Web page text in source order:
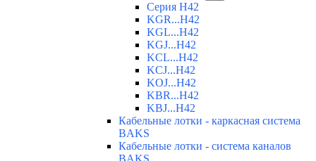
Серия H42
KGR...H42
KGL...H42
KGJ...H42
KCL...H42
KCJ...H42
KOJ...H42
KBR...H42
KBJ...H42
Кабельные лотки - каркасная система
BAKS
Кабельные лотки - система каналов